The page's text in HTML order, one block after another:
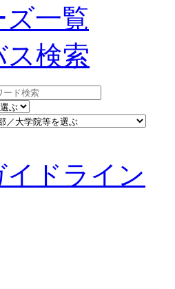
ズ一覧
ス検索
ドライン